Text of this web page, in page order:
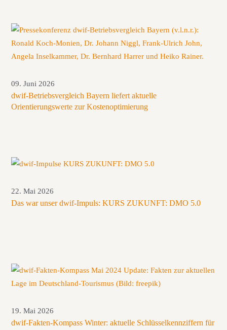
09. Juni 2026
dwif-Betriebsvergleich Bayern liefert aktuelle
Orientierungswerte zur Kostenoptimierung
22. Mai 2026
Das war unser dwif-Impuls: KURS ZUKUNFT: DMO 5.0
19. Mai 2026
dwif-Fakten-Kompass Winter: aktuelle Schlüsselkennziffern für